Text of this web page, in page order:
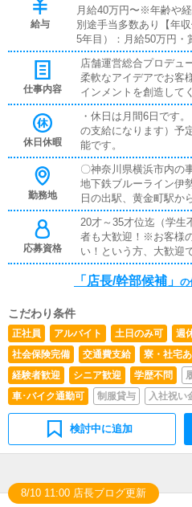
給与
月給40万円〜※年齢や
別途手当多数あり【年
5年目）：月給50万円・
達成手当除く
仕事内容
店舗運営総合プロデュ
柔軟なアイデアでお客
インメントを創造して
バー業務…最初の研修
ます！運転して地形
ブンネットやオフィシ
だきます！完成された
すぐに覚えることがで
ＷＥＢで予約対応をし
のでご安心ください♪■
フが対応します♪■売
対応します♪■メルマ
を作成します！テンプ
はございません♪■従業
フが対応します♪
休日休暇
・休日は月間6日です
の支給になります）予
能です。
勤務地
〇神奈川県横浜市内の
地下鉄ブルーライン伊
日の出駅、黄金町駅か
業所／東京、神奈川、
国10店舗以上展開中。
ません。
応募資格
20才～35才位迄（学
者も大歓迎！※お客様
い！という方、大歓迎
「店長/幹部候補」 の
こだわり条件
正社員 アルバイト 土日のみ可 週
社会保険完備
交通費支給 寮・社宅
経験者歓迎
シニア歓迎 学歴不問
車･バイク通勤可
制服貸与 入社祝い
検討中に追加
8/10 11:00 店長ブログ更新